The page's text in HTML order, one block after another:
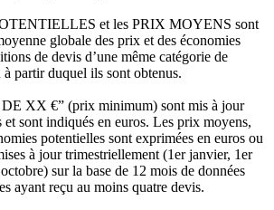
et les PRIX MOYENS sont
globale des prix et des économies
de devis d’une même catégorie de
partir duquel ils sont obtenus.
XX €” (prix minimum) sont mis à jour
et sont indiqués en euros. Les prix moyens,
potentielles sont exprimées en euros ou
à jour trimestriellement (1er janvier, 1er
sur la base de 12 mois de données
ayant reçu au moins quatre devis.